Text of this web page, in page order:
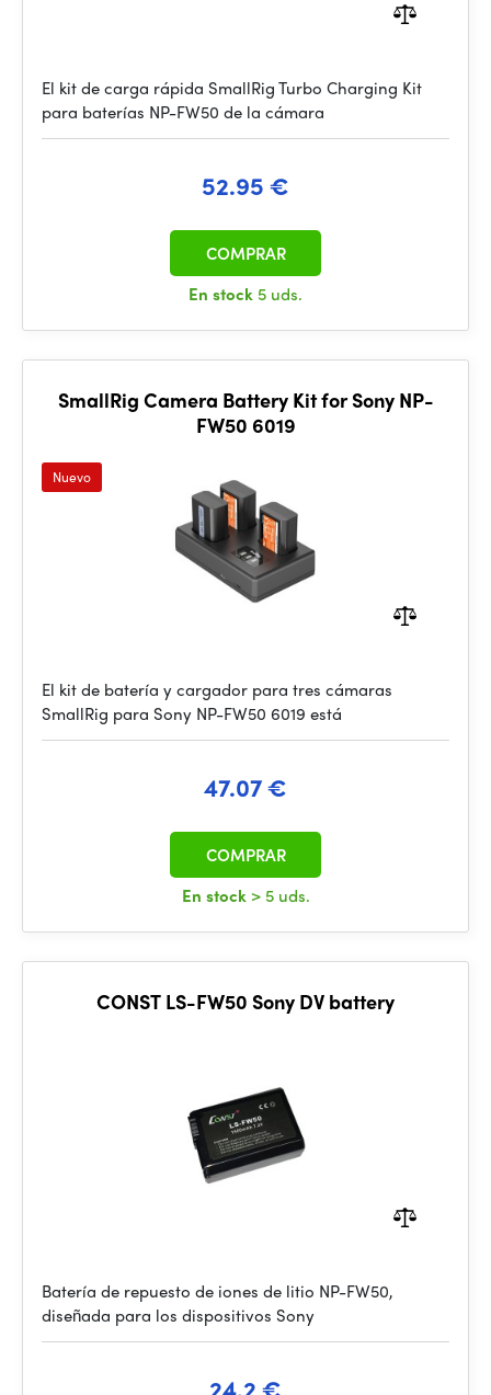
El kit de carga rápida SmallRig Turbo Charging Kit
para baterías NP-FW50 de la cámara
52.95 €
En stock 5 uds.
COMPRAR
SmallRig Camera Battery Kit for Sony NP-
FW50 6019
Nuevo
El kit de batería y cargador para tres cámaras
SmallRig para Sony NP-FW50 6019 está
47.07 €
En stock > 5 uds.
COMPRAR
CONST LS-FW50 Sony DV battery
Batería de repuesto de iones de litio NP-FW50,
diseñada para los dispositivos Sony
24.2 €